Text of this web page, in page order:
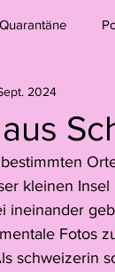
Asche
Jack Young
Florence
2024
kleinen
ineinander
Fotos
schweizerin